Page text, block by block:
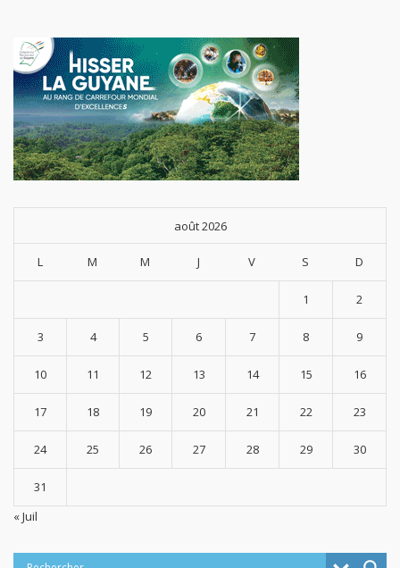
août 2026
L M M J V S D
1 2
3 4 5 6 7 8 9
10 11 12 13 14 15 16
17 18 19 20 21 22 23
24 25 26 27 28 29 30
31
« Juil